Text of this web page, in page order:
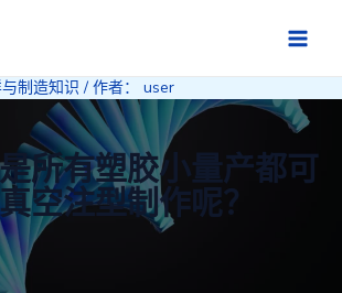
Main
制造知识 / 作者： user
所有塑胶小量产都可
空注型制作呢？